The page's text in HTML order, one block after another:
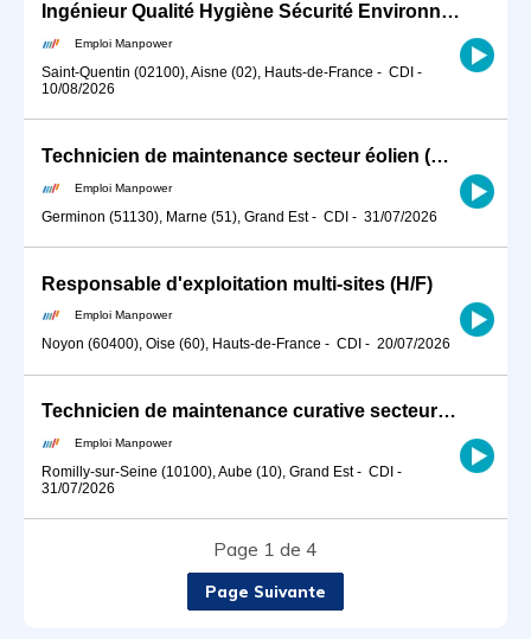
Ingénieur Qualité Hygiène Sécurité Environnement (QHSE) (H/F)
Emploi Manpower
Saint-Quentin (02100), Aisne (02), Hauts-de-France - CDI -
10/08/2026
Technicien de maintenance secteur éolien (H/F)
Emploi Manpower
Germinon (51130), Marne (51), Grand Est- CDI - 31/07/2026
Responsable d'exploitation multi-sites (H/F)
Emploi Manpower
Noyon (60400), Oise (60), Hauts-de-France - CDI - 20/07/2026
Technicien de maintenance curative secteur éolien (H/F)
Emploi Manpower
Romilly-sur-Seine (10100), Aube (10), Grand Est- CDI -
31/07/2026
Page 1 de 4
Page Suivante